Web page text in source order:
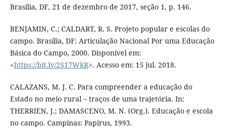
Brasília, DF, 21 de dezembro de 2017, seção 1, p. 146.
BENJAMIN, C.; CALDART, R. S. Projeto popular e escolas do
campo. Brasília, DF: Articulação Nacional Por uma Educação
Básica do Campo, 2000. Disponível em:
<https://bit.ly/2S17WkR>. Acesso em: 15 jul. 2018.
CALAZANS, M. J. C. Para compreender a educação do
Estado no meio rural – traços de uma trajetória. In:
THERRIEN, J.; DAMASCENO, M. N. (Org.). Educação e escola
no campo. Campinas: Papirus, 1993.